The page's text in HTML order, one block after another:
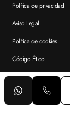
Política de privacidad
Aviso Legal
Política de cookies
Código Ético
Accesibilidad
XTART ·